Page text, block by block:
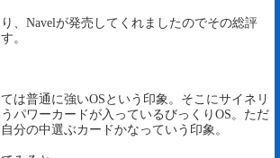
、Navelが発売してくれましたのでその総評
。
は普通に強いOSという印象。そこにサイネリ
パワーカードが入っているびっくりOS。ただ
分の中選ぶカードかなっていう印象。